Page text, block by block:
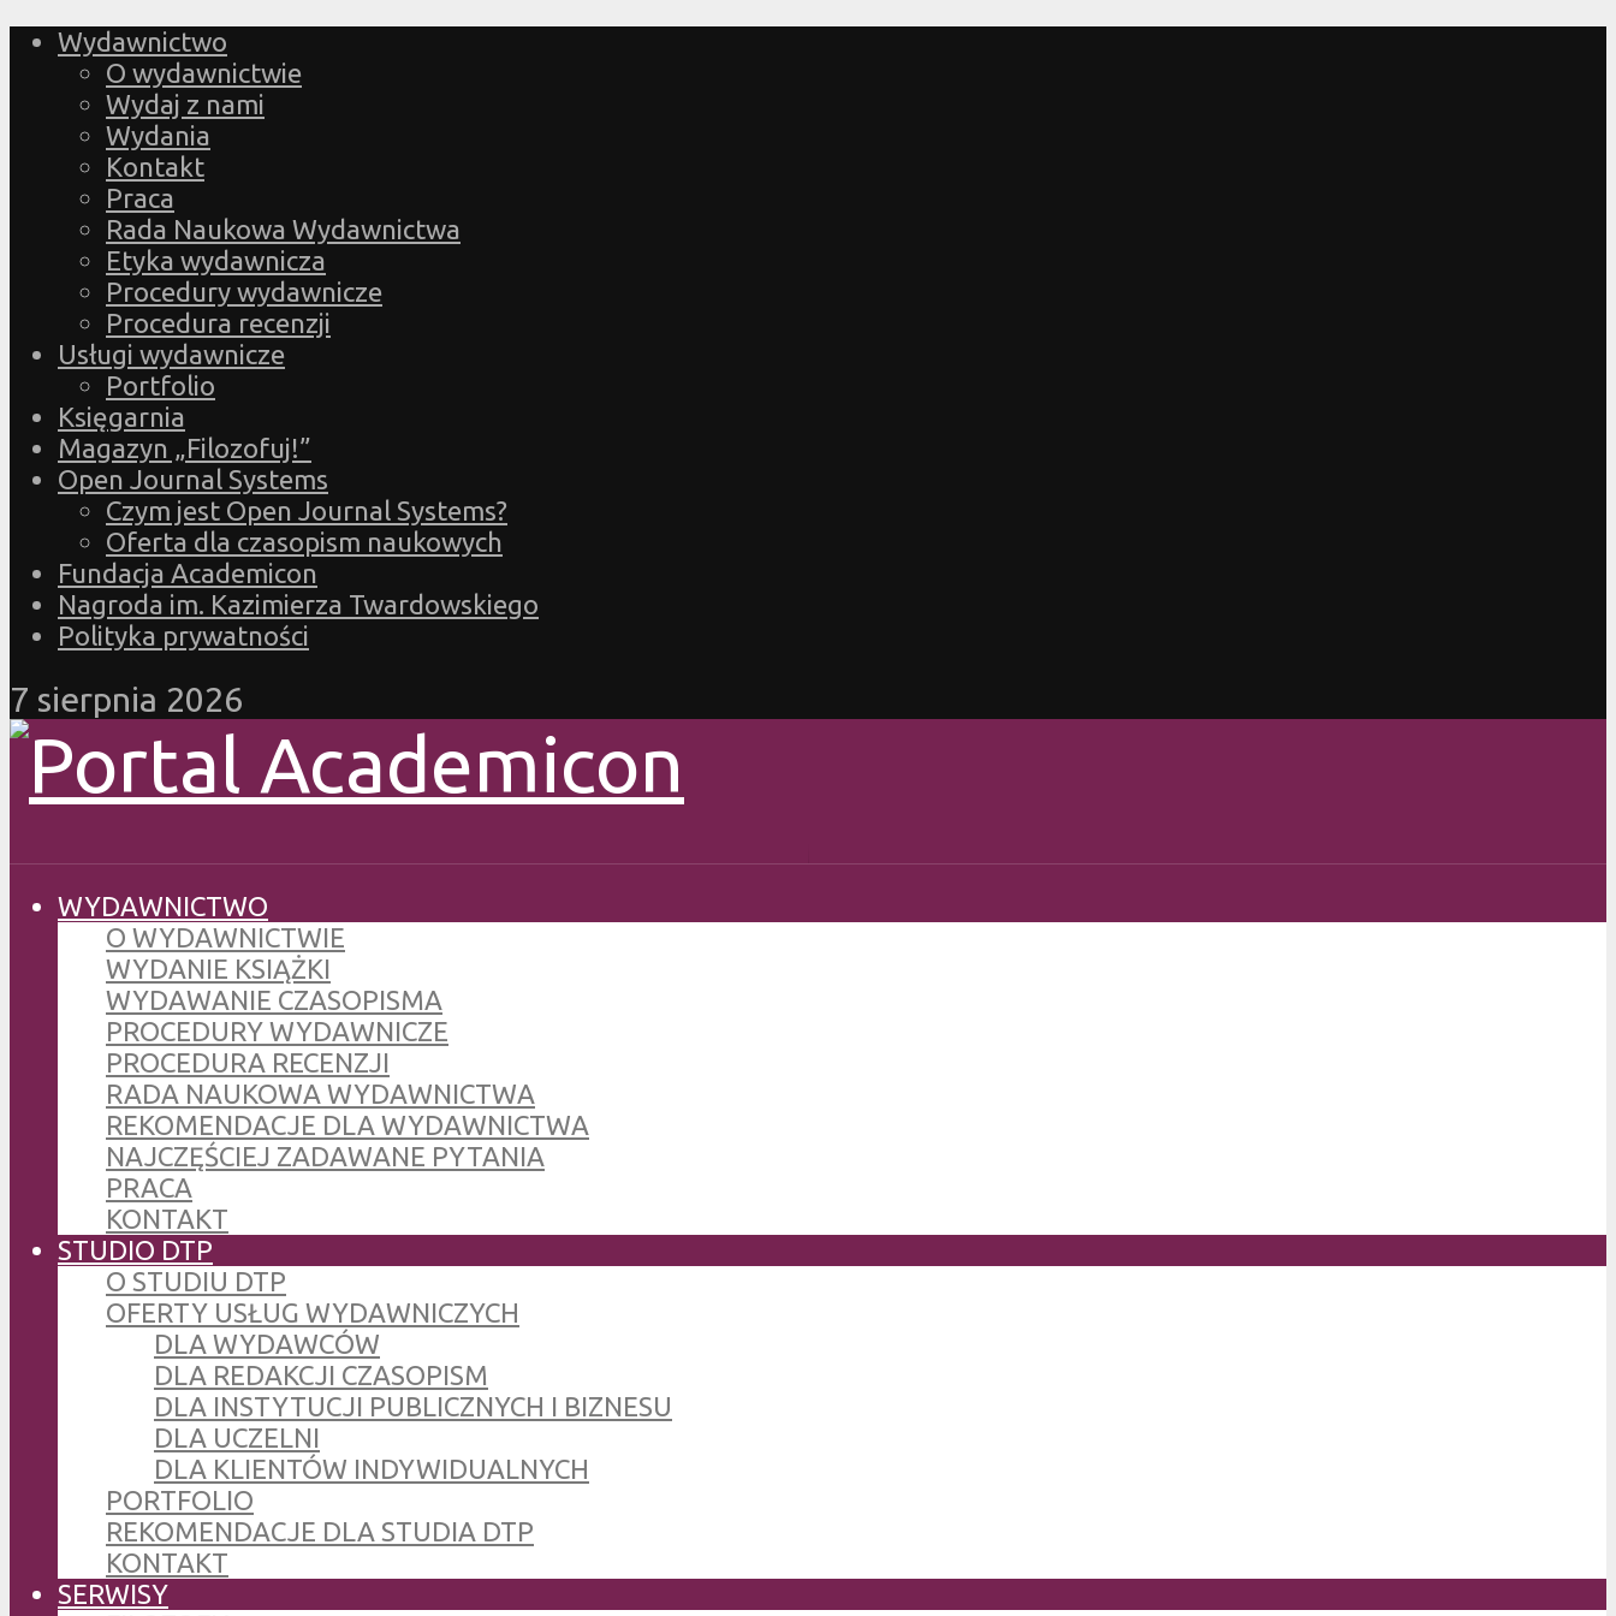
Wydawnictwo
O wydawnictwie
Wydaj z nami
Wydania
Kontakt
Praca
Rada Naukowa Wydawnictwa
Etyka wydawnicza
Procedury wydawnicze
Procedura recenzji
Usługi wydawnicze
Portfolio
Księgarnia
Magazyn „Filozofuj!”
Open Journal Systems
Czym jest Open Journal Systems?
Oferta dla czasopism naukowych
Fundacja Academicon
Nagroda im. Kazimierza Twardowskiego
Polityka prywatności
7 sierpnia 2026
WYDAWNICTWO
O WYDAWNICTWIE
WYDANIE KSIĄŻKI
WYDAWANIE CZASOPISMA
PROCEDURY WYDAWNICZE
PROCEDURA RECENZJI
RADA NAUKOWA WYDAWNICTWA
REKOMENDACJE DLA WYDAWNICTWA
NAJCZĘŚCIEJ ZADAWANE PYTANIA
PRACA
KONTAKT
STUDIO DTP
O STUDIU DTP
OFERTY USŁUG WYDAWNICZYCH
DLA WYDAWCÓW
DLA REDAKCJI CZASOPISM
DLA INSTYTUCJI PUBLICZNYCH I BIZNESU
DLA UCZELNI
DLA KLIENTÓW INDYWIDUALNYCH
PORTFOLIO
REKOMENDACJE DLA STUDIA DTP
KONTAKT
SERWISY